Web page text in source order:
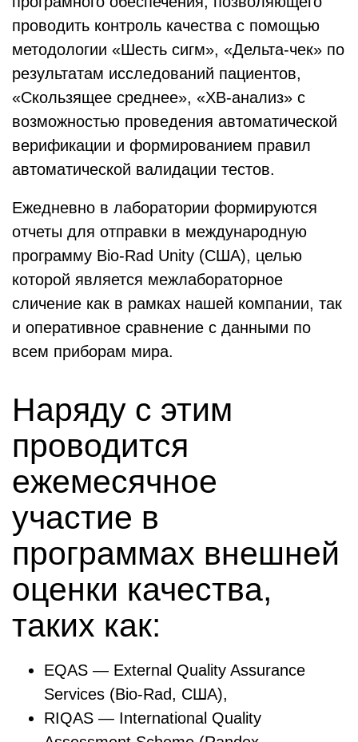
проводить контроль качества с помощью
методологии «Шесть сигм», «Дельта-чек» по
результатам исследований пациентов,
«Скользящее среднее», «XB-анализ» с
возможностью проведения автоматической
верификации и формированием правил
автоматической валидации тестов.
Ежедневно в лаборатории формируются
отчеты для отправки в международную
программу Bio-Rad Unity (США), целью
которой является межлабораторное
сличение как в рамках нашей компании, так
и оперативное сравнение с данными по
всем приборам мира.
Наряду с этим
проводится
ежемесячное
участие в
программах внешней
оценки качества,
таких как:
EQAS — External Quality Assurance
Services (Bio-Rad, США),
RIQAS — International Quality